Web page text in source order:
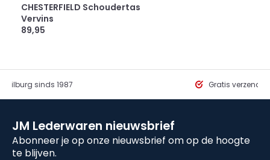
CHESTERFIELD Schoudertas
Vervins
89,95
Tilburg sinds 1987 Gratis
JM Lederwaren nieuwsbrief
Abonneer je op onze nieuwsbrief om op de hoogte
te blijven.